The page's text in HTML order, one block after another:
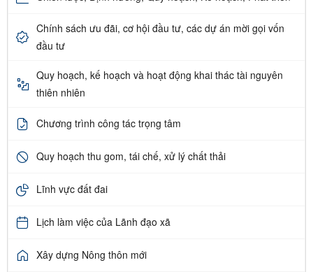
Chính sách ưu đãi, cơ hội đầu tư, các dự án mời gọi vốn
đầu tư
Quy hoạch, kế hoạch và hoạt động khai thác tài nguyên
thiên nhiên
Chương trình công tác trọng tâm
Quy hoạch thu gom, tái chế, xử lý chất thải
Lĩnh vực đất đai
Lịch làm việc của Lãnh đạo xã
Xây dựng Nông thôn mới